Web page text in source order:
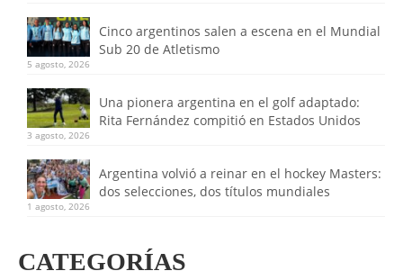
Cinco argentinos salen a escena en el Mundial
Sub 20 de Atletismo
5 agosto, 2026
Una pionera argentina en el golf adaptado:
Rita Fernández compitió en Estados Unidos
3 agosto, 2026
Argentina volvió a reinar en el hockey Masters:
dos selecciones, dos títulos mundiales
1 agosto, 2026
CATEGORÍAS